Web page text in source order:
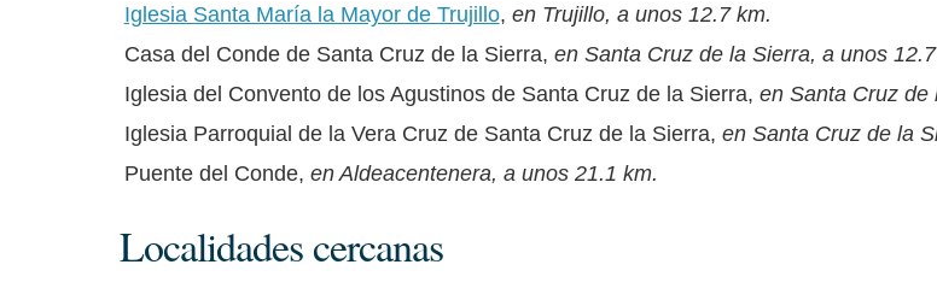
Iglesia Santa María la Mayor de Trujillo, en Trujillo, a unos 12.7 km.
Casa del Conde de Santa Cruz de la Sierra, en Santa Cruz de la Sierra, a unos
Iglesia del Convento de los Agustinos de Santa Cruz de la Sierra, en Santa Cruz de
Iglesia Parroquial de la Vera Cruz de Santa Cruz de la Sierra, en Santa Cruz de la
Puente del Conde, en Aldeacentenera, a unos 21.1 km.
Localidades cercanas